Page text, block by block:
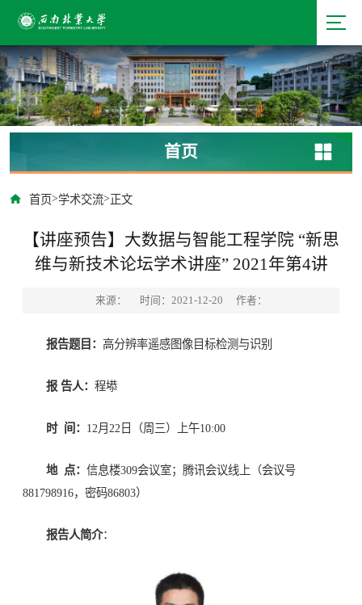
首页
首页>学术交流>正文
【讲座预告】大数据与智能工程学院 “新思
维与新技术论坛学术讲座” 2021年第4讲
来源： 时间：2021-12-20 作者：
报告题目： 高分辨率遥感图像目标检测与识别
报 告人： 程塨
时 间： 12月22日（周三）上午10:00
地 点： 信息楼309会议室；腾讯会议线上（会议号
881798916，密码86803）
报告人简介：